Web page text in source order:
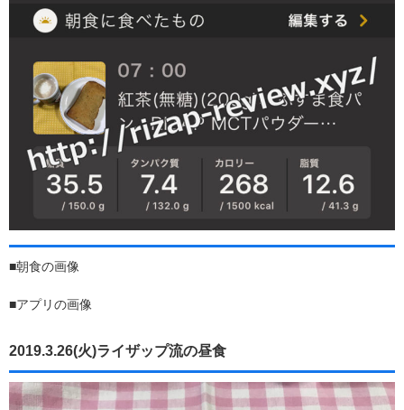
■朝食の画像
■アプリの画像
2019.3.26(火)ライザップ流の昼食